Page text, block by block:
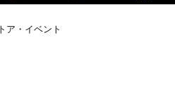
ア・イベント